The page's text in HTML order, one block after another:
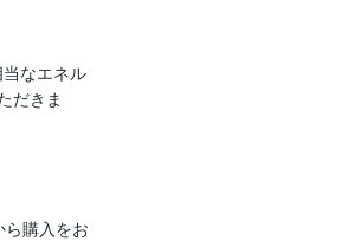
なエネル
だきま
購入をお